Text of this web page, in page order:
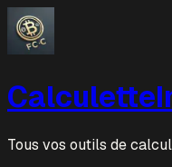
Calculette
Tous vos outils de